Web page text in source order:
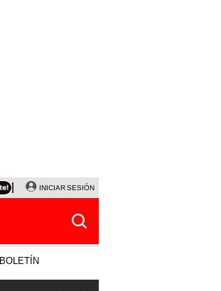
NALDY SALDAÑA
INICIAR SESIÓN
BOLETÍN